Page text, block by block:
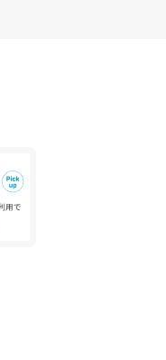
。
羽織としてもおすすめ。
け感をプラスします。
て見える場合があります。